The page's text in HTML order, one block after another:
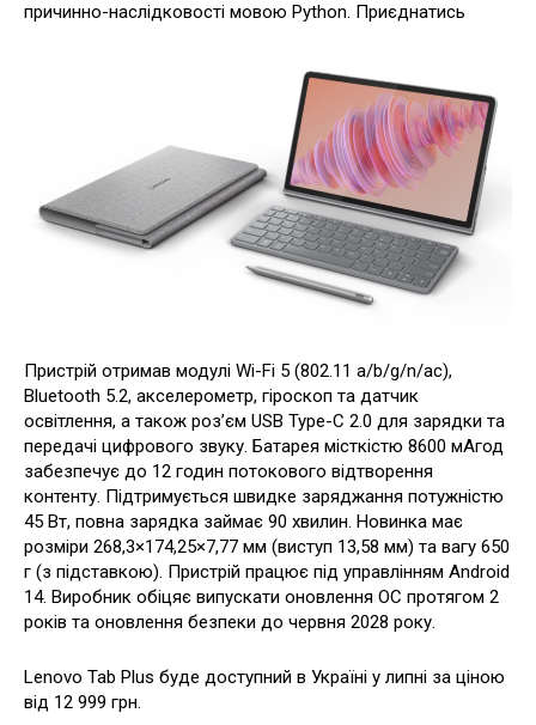
причинно-наслідковості мовою Python. Приєднатись
Пристрій отримав модулі Wi-Fi 5 (802.11 a/b/g/n/ac),
Bluetooth 5.2, акселерометр, гіроскоп та датчик
освітлення, а також роз’єм USB Type-C 2.0 для зарядки та
передачі цифрового звуку. Батарея місткістю 8600 мАгод
забезпечує до 12 годин потокового відтворення
контенту. Підтримується швидке заряджання потужністю
45 Вт, повна зарядка займає 90 хвилин. Новинка має
розміри 268,3×174,25×7,77 мм (виступ 13,58 мм) та вагу 650
г (з підставкою). Пристрій працює під управлінням Android
14. Виробник обіцяє випускати оновлення ОС протягом 2
років та оновлення безпеки до червня 2028 року.
Lenovo Tab Plus буде доступний в Україні у липні за ціною
від 12 999 грн.